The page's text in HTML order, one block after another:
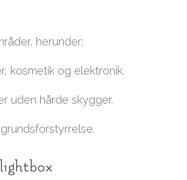
herunder:
kosmetik og elektronik.
uden hårde skygger.